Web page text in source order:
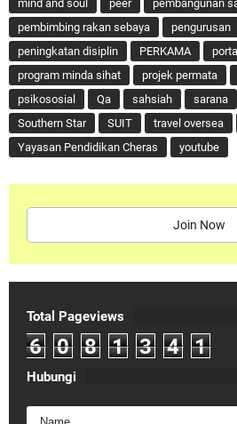
mind and soul
peer
pembangunan
pembimbing rakan sebaya
pengurusan
peningkatan disiplin
PERKAMA
program minda sihat
projek permata
psikososial
Qa sahsiah sarana
Southern Star
SUIT travel oversea
Yayasan Pendidikan Cheras
youtube
Join Now
Total Pageviews
6 0 8 1 3 4 1
Hubungi